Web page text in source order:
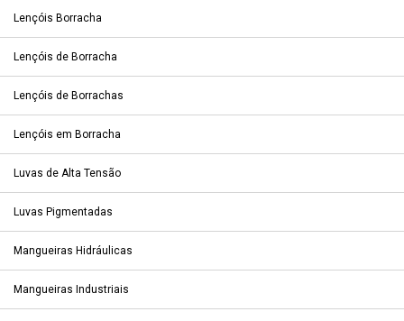
Lençóis Borracha
Lençóis de Borracha
Lençóis de Borrachas
Lençóis em Borracha
Luvas de Alta Tensão
Luvas Pigmentadas
Mangueiras Hidráulicas
Mangueiras Industriais